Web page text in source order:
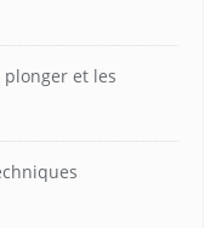
et les